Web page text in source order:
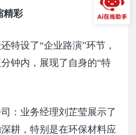
精彩
特设了“企业路演”环节，
钟内，展现了自身的“特
：业务经理刘芷莹展示了
耕，特别是在环保材料应